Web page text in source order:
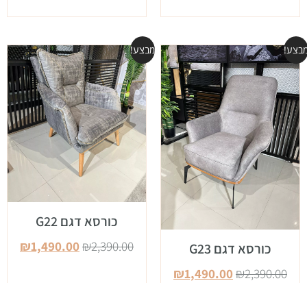
כורסא דגם G23
₪2,390.00
₪1,490.00
מבצע!
כורסא דגם G22
₪2,390.00
₪1,490.00